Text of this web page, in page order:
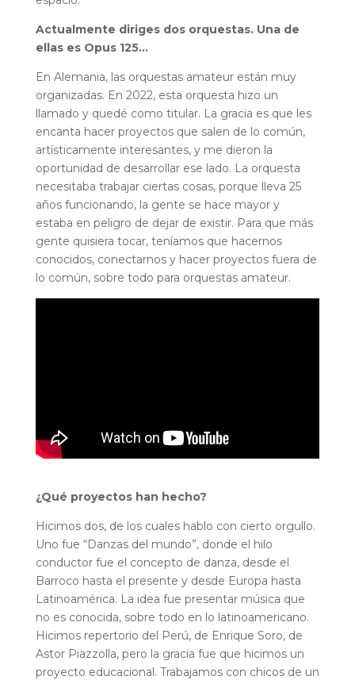
Actualmente diriges dos orquestas. Una de
ellas es Opus 125…
En Alemania, las orquestas amateur están muy
organizadas. En 2022, esta orquesta hizo un
llamado y quedé como titular. La gracia es que les
encanta hacer proyectos que salen de lo común,
artísticamente interesantes, y me dieron la
oportunidad de desarrollar ese lado. La orquesta
necesitaba trabajar ciertas cosas, porque lleva 25
años funcionando, la gente se hace mayor y
estaba en peligro de dejar de existir. Para que más
gente quisiera tocar, teníamos que hacernos
conocidos, conectarnos y hacer proyectos fuera de
lo común, sobre todo para orquestas amateur.
¿Qué proyectos han hecho?
Hicimos dos, de los cuales hablo con cierto orgullo.
Uno fue “Danzas del mundo”, donde el hilo
conductor fue el concepto de danza, desde el
Barroco hasta el presente y desde Europa hasta
Latinoamérica. La idea fue presentar música que
no es conocida, sobre todo en lo latinoamericano.
Hicimos repertorio del Perú, de Enrique Soro, de
Astor Piazzolla, pero la gracia fue que hicimos un
proyecto educacional. Trabajamos con chicos de un